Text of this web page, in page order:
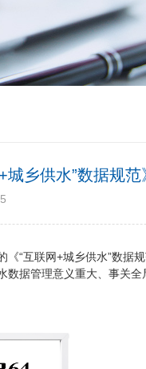
乡供水”数据规
“互联网+城乡供水”数据
据管理意义重大、事关